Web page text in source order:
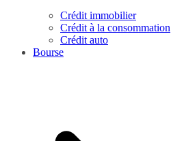
Crédit immobilier
Crédit à la consommation
Crédit auto
Bourse